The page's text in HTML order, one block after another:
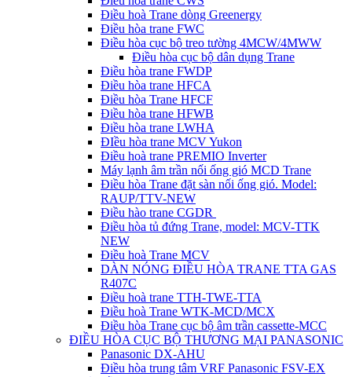
Điều hoà Trane dòng Greenergy
Điều hòa trane FWC
Điều hòa cục bộ treo tường 4MCW/4MWW
Điều hòa cục bộ dân dụng Trane
Điều hòa trane FWDP
Điều hòa trane HFCA
Điều hòa Trane HFCF
Điều hòa trane HFWB
Điều hòa trane LWHA
ĐIều hòa trane MCV Yukon
Điều hoà trane PREMIO Inverter
Máy lạnh âm trần nối ống gió MCD Trane
Điều hòa Trane đặt sàn nối ống gió. Model:
RAUP/TTV-NEW
Điều hào trane CGDR
Điều hòa tủ đứng Trane, model: MCV-TTK
NEW
Điều hoà Trane MCV
DÀN NÓNG ĐIỀU HÒA TRANE TTA GAS
R407C
Điều hoà trane TTH-TWE-TTA
Điều hoà Trane WTK-MCD/MCX
Điều hòa Trane cục bộ âm trần cassette-MCC
ĐIỀU HÒA CỤC BỘ THƯƠNG MẠI PANASONIC
Panasonic DX-AHU
Điều hòa trung tâm VRF Panasonic FSV-EX